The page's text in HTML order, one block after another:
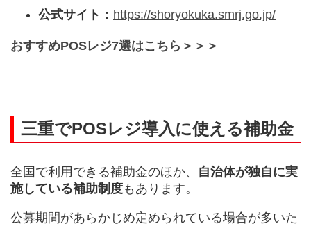
公式サイト ： https://shoryokuka.smrj.go.jp/
おすすめPOSレジ7選はこちら＞＞＞
三重でPOSレジ導入に使える補助金
全国で利用できる補助金のほか、 自治体が独自に実
施している補助制度もあります。
公募期間があらかじめ定められている場合が多いた